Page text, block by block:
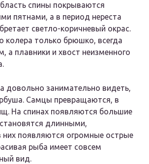
спины покрываются
пятнами, а в период нереста
светло-коричневый окрас.
колера только брюшко, всегда
а плавники и хвост неизменного
довольно занимательно видеть,
Самцы превращаются, в
На спинах появляются большие
длинными,
них появляются огромные острые
рыба имеет совсем
вид.